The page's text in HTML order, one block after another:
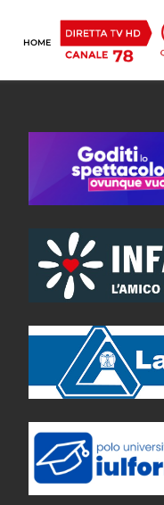
HOME